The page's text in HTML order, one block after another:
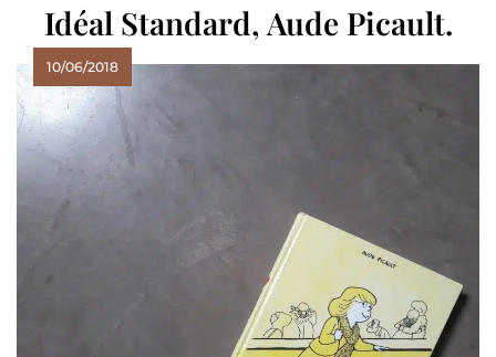
Idéal Standard, Aude Picault.
10/06/2018